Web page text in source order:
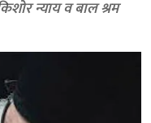
न्याय व बाल श्रम